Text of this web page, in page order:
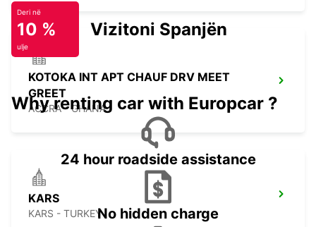
KOTOKA INT APT CHAUF DRV MEET
GREET
ACCRA - GHANA
KARS
KARS - TURKEY
Deri në
10 %
ulje
Vizitoni Spanjën
Why renting car with Europcar ?
24 hour roadside assistance
No hidden charge